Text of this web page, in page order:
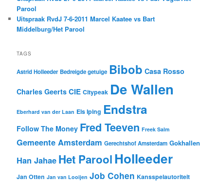
Parool
Uitspraak RvdJ 7-6-2011 Marcel Kaatee vs Bart
Middelburg/Het Parool
TAGS
Astrid Holleeder Bedreigde getuige Bibob Casa Rosso
Charles Geerts CIE Citypeak De Wallen
Eberhard van der Laan Els Iping Endstra
Follow The Money Fred Teeven Freek Salm
Gemeente Amsterdam Gerechtshof Amsterdam Gokhallen
Han Jahae Het ParoolHolleeder
Jan Otten Jan van Looijen Job Cohen Kansspelautoriteit